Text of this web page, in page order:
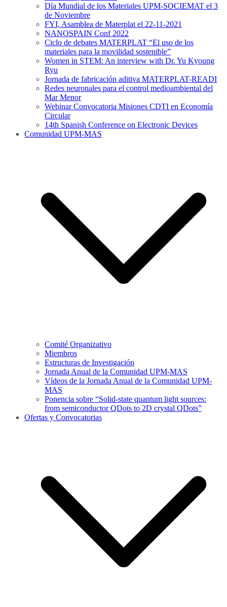
Día Mundial de los Materiales UPM-SOCIEMAT el 3
de Noviembre
FYI, Asamblea de Materplat el 22-11-2021
NANOSPAIN Conf 2022
Ciclo de debates MATERPLAT “El uso de los
materiales para la movilidad sostenible”
Women in STEM: An interview with Dr. Yu Kyoung
Ryu
Jornada de fabricación aditiva MATERPLAT-READI
Redes neuronales para el control medioambiental del
Mar Menor
Webinar Convocatoria Misiones CDTI en Economía
Circular
14th Spanish Conference on Electronic Devices
Comunidad UPM-MAS
Comité Organizativo
Miembros
Estructuras de Investigación
Jornada Anual de la Comunidad UPM-MAS
Vídeos de la Jornada Anual de la Comunidad UPM-
MAS
Ponencia sobre “Solid-state quantum light sources:
from semiconductor QDots to 2D crystal QDots”
Ofertas y Convocatorias